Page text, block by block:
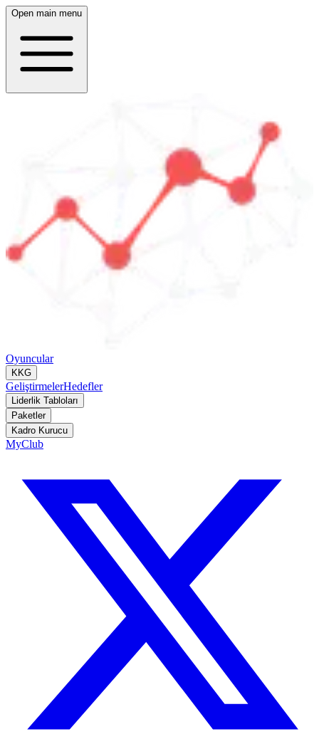
Open main menu
Oyuncular
KKG
GeliştirmelerHedefler
Liderlik Tabloları
Paketler
Kadro Kurucu
MyClub